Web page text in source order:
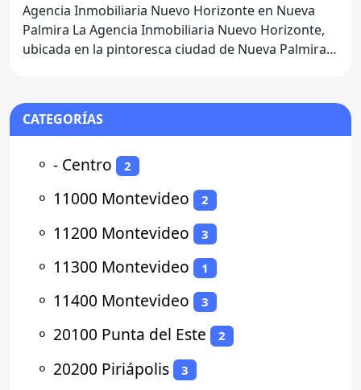
Agencia Inmobiliaria Nuevo Horizonte en Nueva
Palmira La Agencia Inmobiliaria Nuevo Horizonte,
ubicada en la pintoresca ciudad de Nueva Palmira,
CATEGORÍAS
⚬ - Centro 2
⚬ 11000 Montevideo 2
⚬ 11200 Montevideo 3
⚬ 11300 Montevideo 1
⚬ 11400 Montevideo 3
⚬ 20100 Punta del Este 2
⚬ 20200 Piriápolis 3